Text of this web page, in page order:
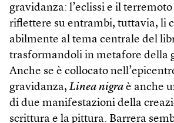
gravidanza: l’eclissi e il terremoto
riflettere su entrambi, tuttavia, li
abilmente al tema centrale del
trasformandoli in metafore della
Anche se è collocato
gravidanza, Linea nigra è anche
di due manifestazioni della
scrittura e la pittura. Barrera